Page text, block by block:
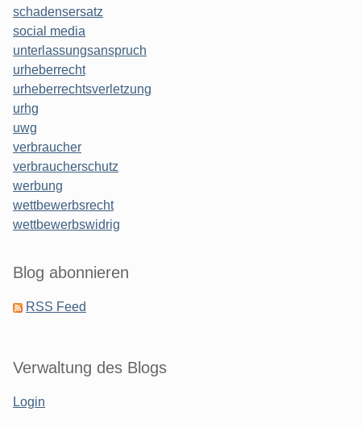
schadensersatz
social media
unterlassungsanspruch
urheberrecht
urheberrechtsverletzung
urhg
uwg
verbraucher
verbraucherschutz
werbung
wettbewerbsrecht
wettbewerbswidrig
Blog abonnieren
RSS Feed
Verwaltung des Blogs
Login